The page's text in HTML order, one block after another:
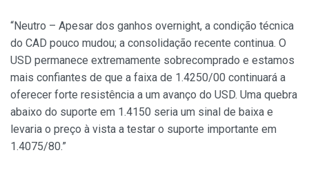
“Neutro – Apesar dos ganhos overnight, a condição técnica
do CAD pouco mudou; a consolidação recente continua. O
USD permanece extremamente sobrecomprado e estamos
mais confiantes de que a faixa de 1.4250/00 continuará a
oferecer forte resistência a um avanço do USD. Uma quebra
abaixo do suporte em 1.4150 seria um sinal de baixa e
levaria o preço à vista a testar o suporte importante em
1.4075/80.”